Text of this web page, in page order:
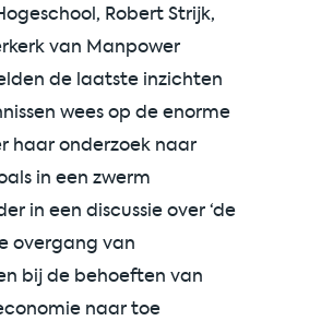
Robert Strijk,
van Manpower
de laatste inzichten
wees op de enorme
haar onderzoek naar
in een zwerm
in een discussie over ‘de
overgang van
bij de behoeften van
naar toe